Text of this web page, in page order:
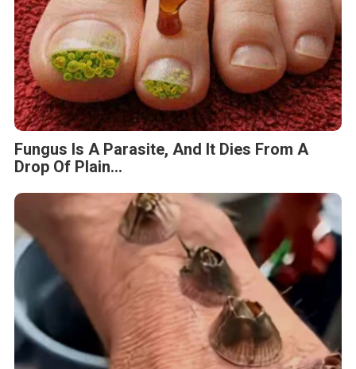
Fungus Is A Parasite, And It Dies From A
Drop Of Plain...